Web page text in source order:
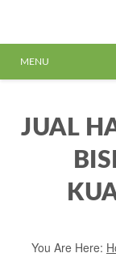
MENU
JUAL
You Are Here: